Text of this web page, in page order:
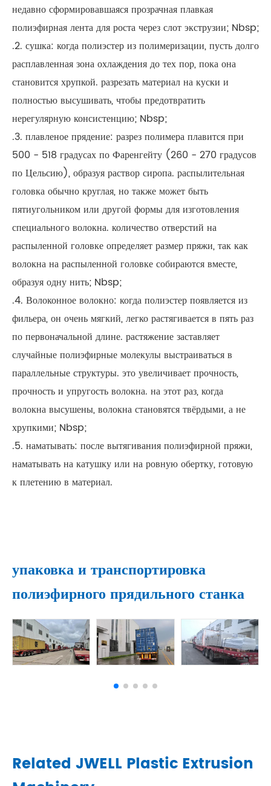
недавно сформировавшаяся прозрачная плавкая
полиэфирная лента для роста через слот экструзии; Nbsp;
.2. сушка: когда полиэстер из полимеризации, пусть долго
расплавленная зона охлаждения до тех пор, пока она
становится хрупкой. разрезать материал на куски и
полностью высушивать, чтобы предотвратить
нерегулярную консистенцию; Nbsp;
.3. плавленое прядение: разрез полимера плавится при
500 - 518 градусах по Фаренгейту (260 - 270 градусов
по Цельсию), образуя раствор сиропа. распылительная
головка обычно круглая, но также может быть
пятиугольником или другой формы для изготовления
специального волокна. количество отверстий на
распыленной головке определяет размер пряжи, так как
волокна на распыленной головке собираются вместе,
образуя одну нить; Nbsp;
.4. Волоконное волокно: когда полиэстер появляется из
фильера, он очень мягкий, легко растягивается в пять раз
по первоначальной длине. растяжение заставляет
случайные полиэфирные молекулы выстраиваться в
параллельные структуры. это увеличивает прочность,
прочность и упругость волокна. на этот раз, когда
волокна высушены, волокна становятся твёрдыми, а не
хрупкими; Nbsp;
.5. наматывать: после вытягивания полиэфирной пряжи,
наматывать на катушку или на ровную обертку, готовую
к плетению в материал.
упаковка и транспортировка
полиэфирного прядильного станка
Related JWELL Plastic Extrusion